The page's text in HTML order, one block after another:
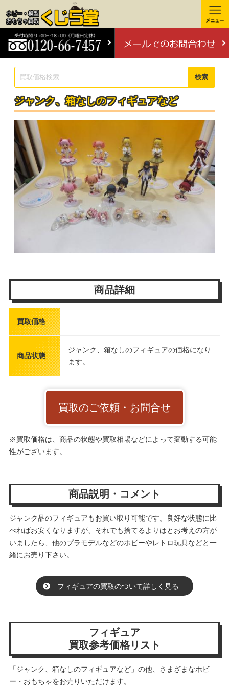
検索
ジャンク、箱なしのフィギュアなど
商品詳細
買取価格
商品状態
ジャンク、箱なしのフィギュアの価格になり
ます。
買取のご依頼・お問合せ
※買取価格は、商品の状態や買取相場などによって変動する可能
性がございます。
商品説明・コメント
ジャンク品のフィギュアもお買い取り可能です。良好な状態に比
べればお安くなりますが、それでも捨てるよりはとお考えの方が
いましたら、他のプラモデルなどのホビーやレトロ玩具などと一
緒にお売り下さい。
フィギュアの買取のついて詳しく見る
フィギュア
買取参考価格リスト
「ジャンク、箱なしのフィギュアなど」の他、さまざまなホビ
ー・おもちゃをお売りいただけます。